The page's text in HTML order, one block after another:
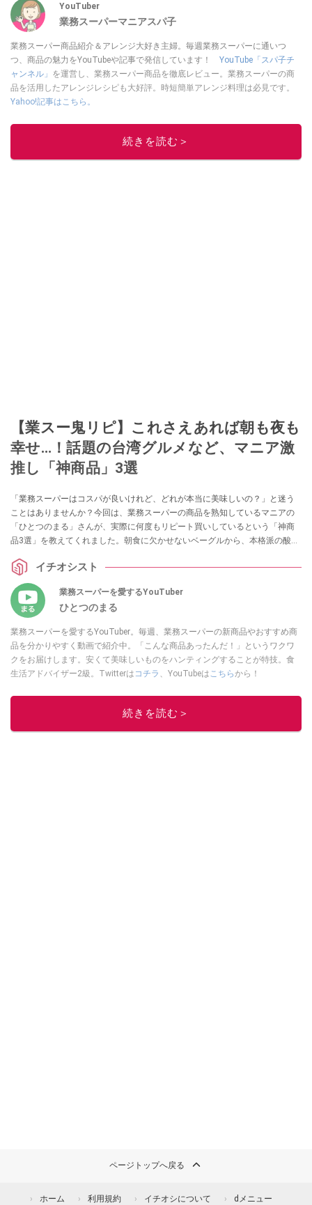
YouTuber
業務スーパーマニアスパ子
業務スーパー商品紹介＆アレンジ大好き主婦。毎週業務スーパーに通いつ
つ、商品の魅力をYouTubeや記事で発信しています！ YouTube「スパ子チ
ャンネル」 を運営し、業務スーパー商品を徹底レビュー。業務スーパーの商
品を活用したアレンジレシピも大好評。時短簡単アレンジ料理は必見です。
Yahoo!記事はこちら。
このイチオシストの他の記事を読む
続きを読む＞
【業スー鬼リピ】これさえあれば朝も夜も
幸せ…！話題の台湾グルメなど、マニア激
推し「神商品」3選
「業務スーパーはコスパが良いけれど、どれが本当に美味しいの？」と迷う
ことはありませんか？今回は、業務スーパーの商品を熟知しているマニアの
「ひとつのまる」さんが、実際に何度もリピート買いしているという「神商
品3選」を教えてくれました。朝食に欠かせないベーグルから、本格派の酸っ
紹介します。イチオシスト
業務スーパーを愛するYouTuber
ひとつのまる
業務スーパーを愛するYouTuber。毎週、業務スーパーの新商品やおすすめ商
品を分かりやすく動画で紹介中。「こんな商品あったんだ！」というワクワ
クをお届けします。安くて美味しいものをハンティングすることが特技。食
生活アドバイザー2級。Twitterは コチラ 、YouTubeはこちらから！
このイチオシストの他の記事を読む
続きを読む＞
ページトップへ戻る
ホーム 利用規約 イチオシについて dメニュー